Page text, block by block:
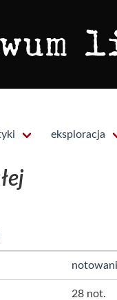
eksploracja
28 not.